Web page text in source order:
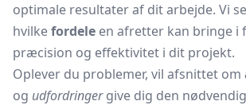
optimale resultater af dit arbejde. Vi
hvilkefordele en afretter kan bringe i
præcision og effektivitet i dit projekt.
Oplever du problemer, vil afsnittet om
og udfordringergive dig den